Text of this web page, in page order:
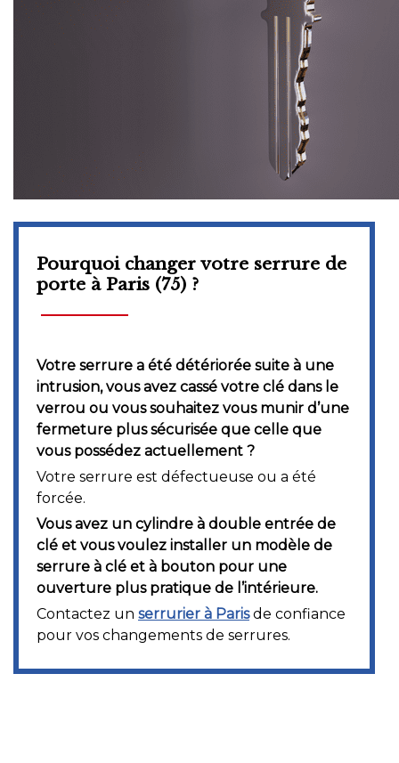
Pourquoi changer votre serrure de
porte à Paris (75) ?
Votre serrure a été détériorée suite à une
intrusion, vous avez cassé votre clé dans le
verrou ou vous souhaitez vous munir d’une
fermeture plus sécurisée que celle que
vous possédez actuellement ?
Votre serrure est défectueuse ou a été
forcée.
Vous avez un cylindre à double entrée de
clé et vous voulez installer un modèle de
serrure à clé et à bouton pour une
ouverture plus pratique de l’intérieure.
Contactez un serrurier à Paris de confiance
pour vos changements de serrures.